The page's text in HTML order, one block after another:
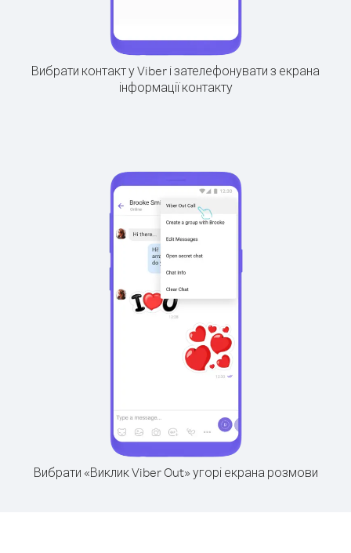
Вибрати контакт у Viber і зателефонувати з екрана
інформації контакту
Вибрати «Виклик Viber Out» угорі екрана розмови